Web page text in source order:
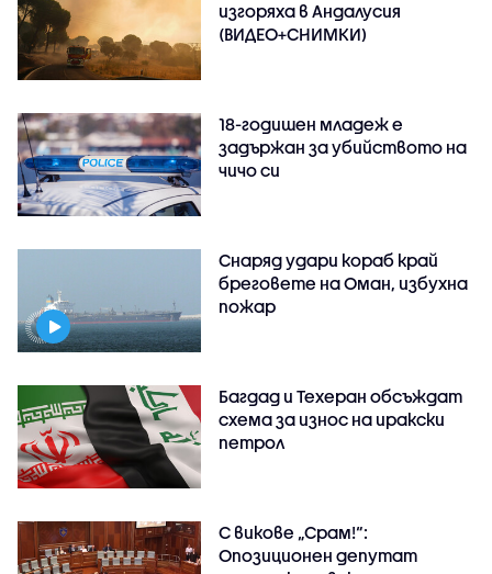
изгоряха в Андалусия
(ВИДЕО+СНИМКИ)
18-годишен младеж е
задържан за убийството на
чичо си
Снаряд удари кораб край
бреговете на Оман, избухна
пожар
Багдад и Техеран обсъждат
схема за износ на иракски
петрол
С викове „Срам!“:
Опозиционен депутат